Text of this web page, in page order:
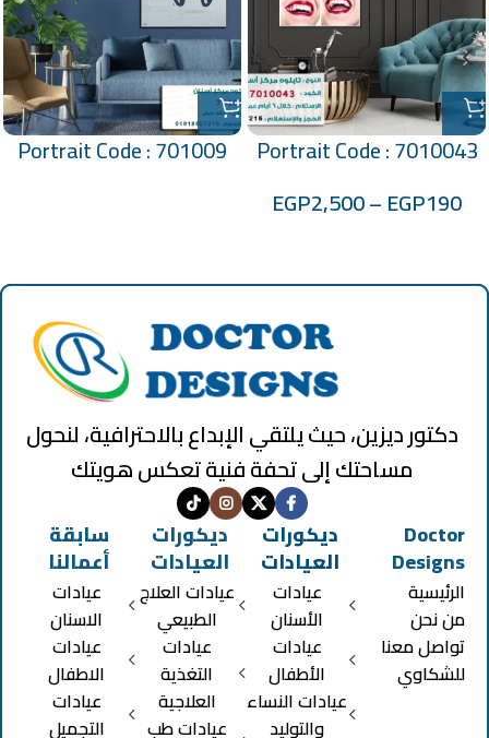
Portrait Code : 7010043
EGP190
–
EGP2,500
Portrait Code : 701009
دكتور ديزين، حيث يلتقي الإبداع بالاحترافية، لنحول
مساحتك إلى تحفة فنية تعكس هويتك
Doctor
Designs
الرئيسية
من نحن
تواصل معنا
للشكاوي
ديكورات
العيادات
عيادات
الأسنان
عيادات
الأطفال
عيادات النساء
والتوليد
ديكورات
العيادات
عيادات العلاج
الطبيعي
عيادات
التغذية
العلاجية
عيادات طب
سابقة
أعمالنا
عيادات
الاسنان
عيادات
الاطفال
عيادات
التجميل